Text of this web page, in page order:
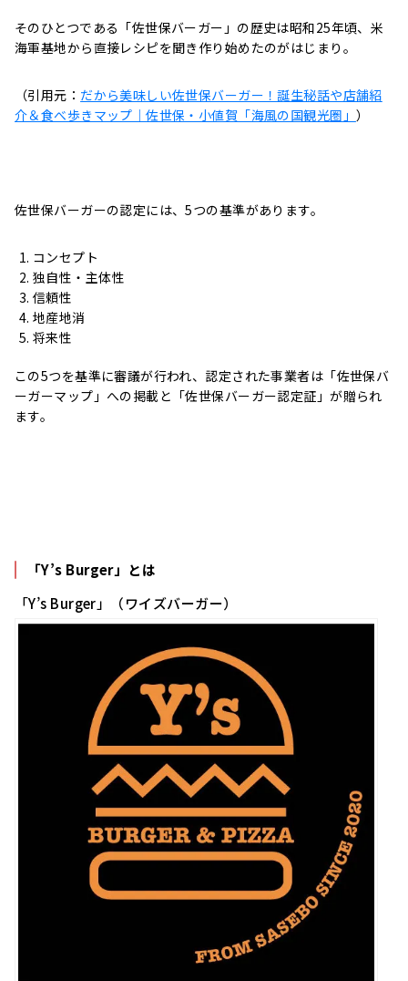
そのひとつである「佐世保バーガー」の歴史は昭和25年頃、米
海軍基地から直接レシピを聞き作り始めたのがはじまり。
（引用元： だから美味しい佐世保バーガー！誕生秘話や店舗紹
介＆食べ歩きマップ｜佐世保・小値賀「海風の国観光圏」 ）
佐世保バーガーの認定には、5つの基準があります。
コンセプト
独自性・主体性
信頼性
地産地消
将来性
この5つを基準に審議が行われ、認定された事業者は「佐世保バ
ーガーマップ」への掲載と「佐世保バーガー認定証」が贈られ
ます。
「Y’s Burger」とは
「Y’s Burger」（ワイズバーガー）